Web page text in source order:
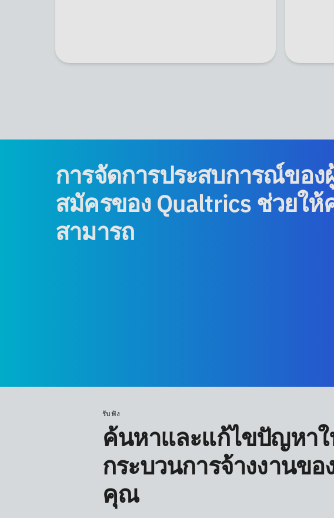
การจัดการประสบการณ์ของ
สมัครของ Qualtrics ช่วยใ
สามารถ
รับฟัง
ค้นหาและแก้ไขปัญหา
กระบวนการจ้างงานขอ
คุณ